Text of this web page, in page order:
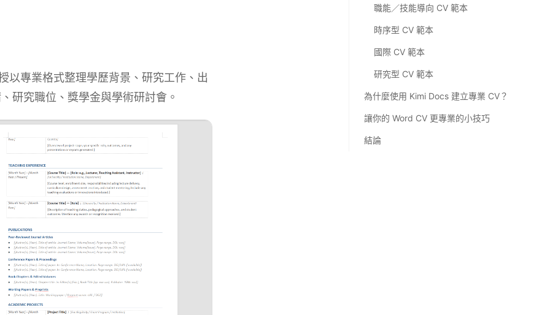
以專業格式整理學歷背景、研究工作、出
研究職位、獎學金與學術研討會。
職能／技能導向 CV 範本
時序型 CV 範本
國際 CV 範本
研究型 CV 範本
為什麼使用 Kimi Docs 建立專業 CV？
讓你的 Word CV 更專業的小技巧
結論